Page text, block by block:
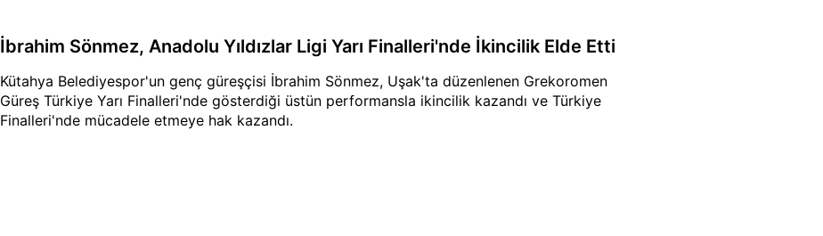
İbrahim Sönmez, Anadolu Yıldızlar Ligi Yarı Finalleri'nde İkincilik Elde Etti
Kütahya Belediyespor'un genç güreşçisi İbrahim Sönmez, Uşak'ta düzenlenen Grekoromen
Güreş Türkiye Yarı Finalleri'nde gösterdiği üstün performansla ikincilik kazandı ve Türkiye
Finalleri'nde mücadele etmeye hak kazandı.